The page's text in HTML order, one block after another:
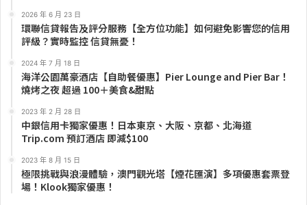
2026 年 6 月 23 日
環聯信貸報告及評分服務【全方位功能】如何避免影響您的信用
評級？實時監控 信貸無憂！
2024 年 7 月 18 日
海洋公園萬豪酒店【自助餐優惠】Pier Lounge and Pier Bar！
燒烤之夜 超過 100＋美食&甜點
2023 年 2 月 28 日
中銀信用卡獨家優惠！日本東京、大阪、京都、北海道
Trip.com 預訂酒店 即減$100
2023 年 8 月 15 日
極限挑戰與浪漫體驗，澳門觀光塔【煙花匯演】多項優惠套票登
場！Klook獨家優惠！